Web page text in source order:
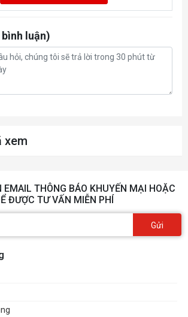
Shadow Boost, DisplayWidget,
có
2
luận)
xem
THÔNG BÁO KHUYẾN MẠI HOẶC
ĐƯỢC TƯ VẤN MIỄN PHÍ
Gửi